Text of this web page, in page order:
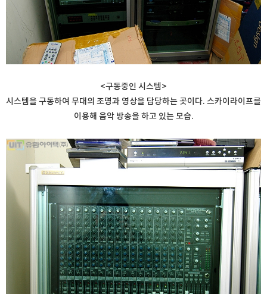
<구동중인 시스템>
시스템을 구동하여 무대의 조명과 영상을 담당하는 곳이다. 스카이라이프를
이용해 음악 방송을 하고 있는 모습.